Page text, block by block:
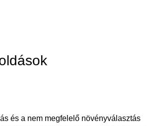
és a nem megfelelő növényválasztás